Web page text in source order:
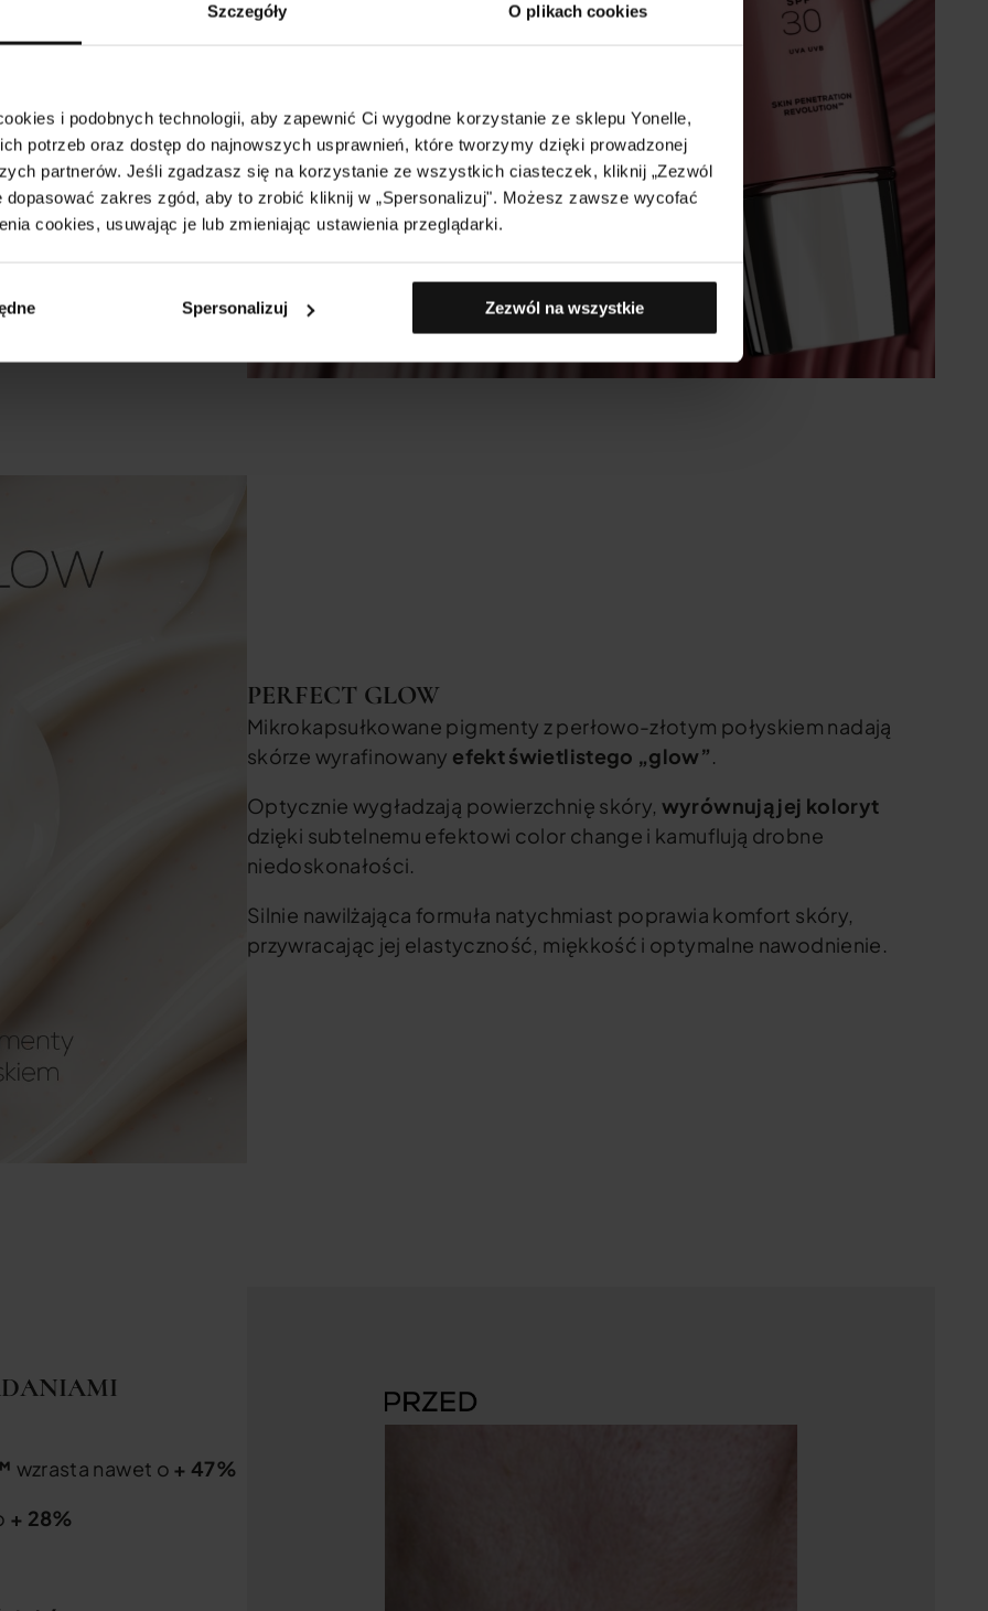
Szczegóły O plikach cookies
i podobnych technologii, aby zapewnić Ci wygodne korzystanie ze sklepu Yonelle,
potrzeb oraz dostęp do najnowszych usprawnień, które tworzymy dzięki prowadzonej
partnerów. Jeśli zgadzasz się na korzystanie ze wszystkich ciasteczek, kliknij „Zezwól
zakres zgód, aby to zrobić kliknij w „Spersonalizuj". Możesz zawsze wycofać
cookies, usuwając je lub zmieniając ustawienia przeglądarki.
Spersonalizuj Zezwól na wszystkie
mimetycznym jest
elastyczności i
liftingującą i
strukturę, a
PERFECT GLOW
Mikrokapsułkowane pigmenty z perłowo-złotym połyskiem nadają
skórze wyrafinowany efekt świetlistego „glow”
Optycznie wygładzają powierzchnię skóry, wyrównują jej koloryt
dzięki subtelnemu efektowi color change i kamuflują drobne
niedoskonałości.
Silnie nawilżająca formuła natychmiast poprawia komfort skóry,
przywracając jej elastyczność, miękkość i optymalne nawodnienie.
wzrasta nawet o + 47%
+ 28%